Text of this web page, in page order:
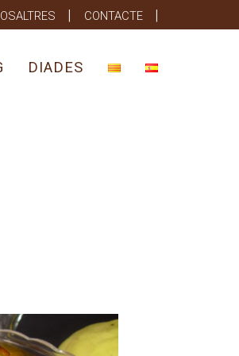
CONTACTE
DIADES